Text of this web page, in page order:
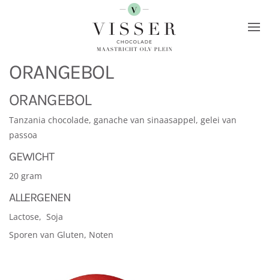
Terug naar hoofdinhoud
ORANGEBOL
ORANGEBOL
Tanzania chocolade, ganache van sinaasappel, gelei van
passoa
GEWICHT
20 gram
ALLERGENEN
Lactose, Soja
Sporen van Gluten, Noten